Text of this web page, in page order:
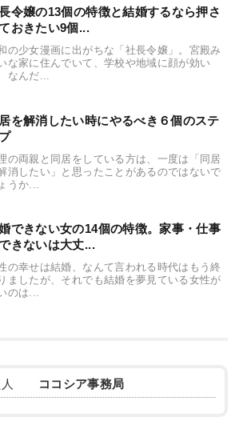
令嬢の13個の特徴と結婚するなら押さ
おきたい9個...
の少女漫画に出がちな「社長令嬢」。宮殿み
な家に住んでいて、学校や地域に顔が効い
なんだ...
を解消したい時にやるべき６個のステ
の両親と同居をしている方は、一度は「同居
消したい」と思ったことがあるのではないで
うか...
できない女の14個の特徴。家事・仕事
きないは大丈...
の幸せは結婚、なんて言われる時代はもう終
ましたが、それでも結婚を夢見ている女性が
のは...
た人 ココシア事務局